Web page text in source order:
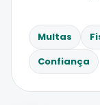
Multas
Confiança